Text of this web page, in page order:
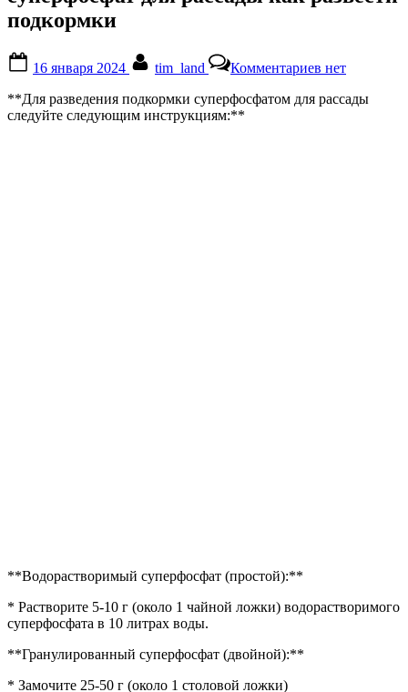
подкормки
on
16 января 2024 tim_land Комментариевзаписи
для
нет
**Для разведения подкормки суперфосфатом для рассады
следуйте следующим инструкциям:**
**Водорастворимый суперфосфат (простой):**
* Растворите 5-10 г (около 1 чайной ложки) водорастворимого
суперфосфата в 10 литрах воды.
**Гранулированный суперфосфат (двойной):**
* Замочите 25-50 г (около 1 столовой ложки)